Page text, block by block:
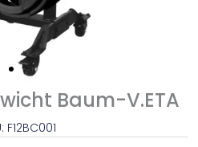
Baum-V.ETA
F12BC001